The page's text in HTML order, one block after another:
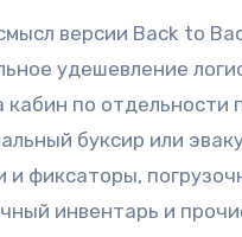
версии Back to
удешевление
кабин по отдельности
буксир или
и фиксаторы,
инвентарь и